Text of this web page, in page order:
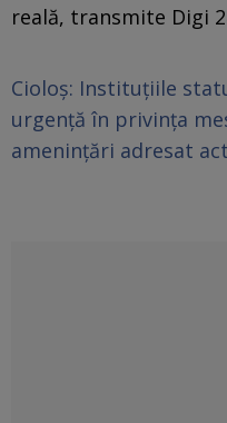
reală, transmite Digi
Cioloş: Instituţiile
urgenţă în privinţa
ameninţări adresat